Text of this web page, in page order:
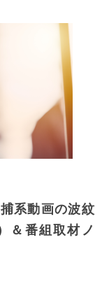
系動画の波紋
＆番組取材ノ